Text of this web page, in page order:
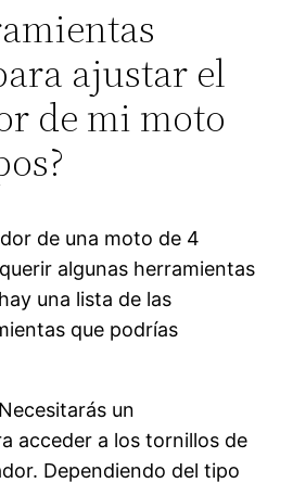
ajustar el
de mi moto
de una moto de 4
algunas herramientas
una lista de las
que podrías
un
acceder a los tornillos de
Dependiendo del tipo